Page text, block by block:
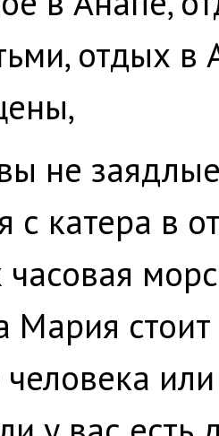
не
с катера в
часовая
Мария
человека